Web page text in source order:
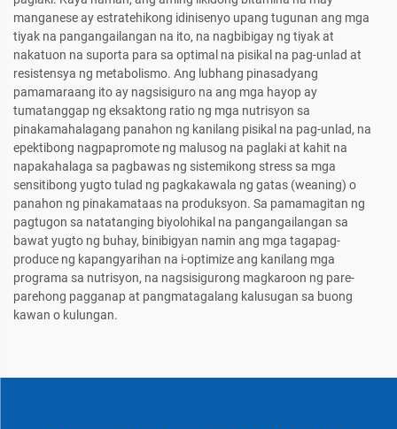
manganese ay estratehikong idinisenyo upang tugunan ang mga
tiyak na pangangailangan na ito, na nagbibigay ng tiyak at
nakatuon na suporta para sa optimal na pisikal na pag-unlad at
resistensya ng metabolismo. Ang lubhang pinasadyang
pamamaraang ito ay nagsisiguro na ang mga hayop ay
tumatanggap ng eksaktong ratio ng mga nutrisyon sa
pinakamahalagang panahon ng kanilang pisikal na pag-unlad, na
epektibong nagpapromote ng malusog na paglaki at kahit na
napakahalaga sa pagbawas ng sistemikong stress sa mga
sensitibong yugto tulad ng pagkakawala ng gatas (weaning) o
panahon ng pinakamataas na produksyon. Sa pamamagitan ng
pagtugon sa natatanging biyolohikal na pangangailangan sa
bawat yugto ng buhay, binibigyan namin ang mga tagapag-
produce ng kapangyarihan na i-optimize ang kanilang mga
programa sa nutrisyon, na nagsisigurong magkaroon ng pare-
parehong pagganap at pangmatagalang kalusugan sa buong
kawan o kulungan.